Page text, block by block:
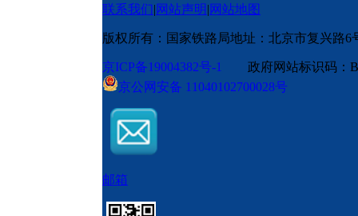
联系我们|网站声明|网站地图
版权所有：国家铁路局地址：北京市复兴路6
京ICP备19004382号-1
政府网站标识码
京公网安备 11040102700028号
邮箱